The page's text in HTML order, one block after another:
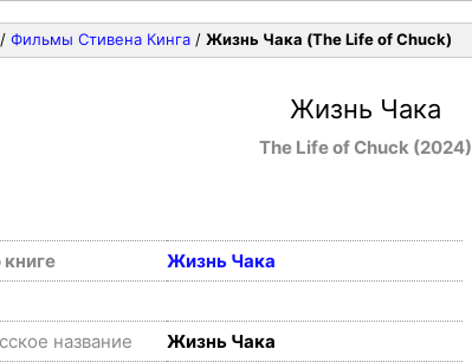
/ Фильмы Стивена Кинга / Жизнь Чака (The Life of Chuck)
Жизнь Чака
The Life of Chuck (2024)
книге Жизнь Чака
название
Жизнь Чака